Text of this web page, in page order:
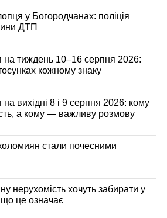
у Богородчанах: поліція
ДТП
на тиждень 10–16 серпня 2026:
кожному знаку
вихідні 8 і 9 серпня 2026: кому
а кому — важливу розмову
стали почесними
нерухомість хочуть забирати у
що це означає